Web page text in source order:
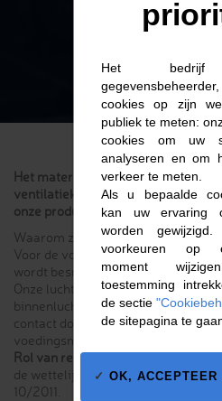
Het materiaal van de
ventilatiekanalen is door
onze producten geschikt zijn voor
Waarom zijn producten testen?
Voor de voedselveiligheid, om
wordt besmet door de producten
Onze
binnenlucht te zuiveren, komen
contact doordat ze direct in
voedingsmiddelenindustrie worden
Rol van regelgeving: Controleer of
de wettelijke limieten die zijn
10/2011.
Het bedrijf
cookies op zijn
publiek te meten:
cookies om uw
analyseren en om
verkeer te meten.
Als u bepaalde
kan uw ervaring
worden
voorkeuren op
moment
toestemming
de sectie
de sitepagina te
OK, ACCEPTEER